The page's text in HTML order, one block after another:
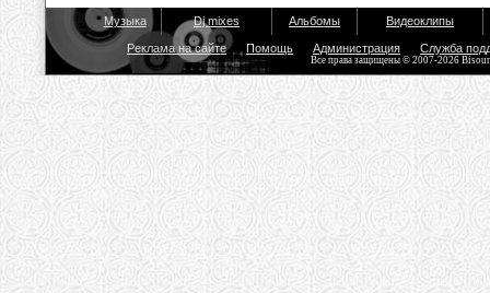
Музыка Dj mixes Альбомы Видеоклипы
Реклама на сайте Помощь Администрация Служба
Все права защищены © 2007-2026